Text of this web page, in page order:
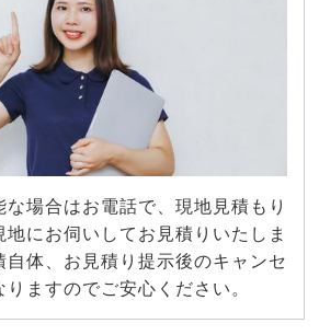
な場合はお電話で、現地見積もり
地にお伺いしてお見積りいたしま
自体、お見積り提示後のキャンセ
ますのでご安心ください。